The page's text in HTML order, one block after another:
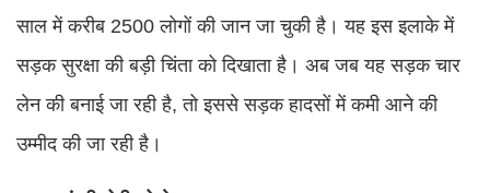
साल में करीब 2500 लोगों की जान जा चुकी है। यह इस इलाके में
सड़क सुरक्षा की बड़ी चिंता को दिखाता है। अब जब यह सड़क चार
लेन की बनाई जा रही है, तो इससे सड़क हादसों में कमी आने की
उम्मीद की जा रही है।